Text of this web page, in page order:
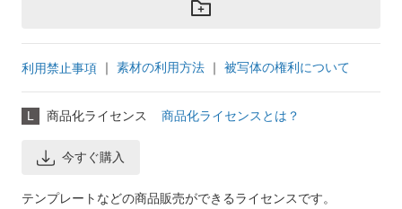
利用禁止事項 ｜ 素材の利用方法 ｜ 被写体の権利について
L 商品化ライセンス 商品化ライセンスとは？
今すぐ購入
テンプレートなどの商品販売ができるライセンスです。